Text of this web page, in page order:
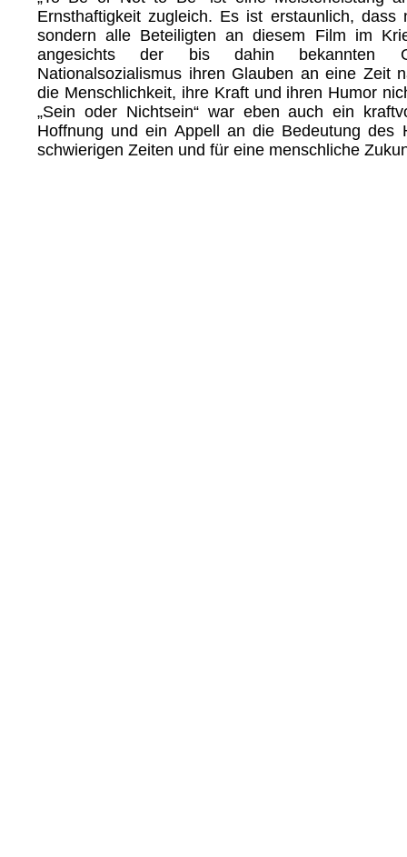
Ernsthaftigkeit zugleich. Es ist erstaunlich, dass
sondern alle Beteiligten an diesem Film im
angesichts der bis dahin bekannten
Nationalsozialismus ihren Glauben an eine Zeit
die Menschlichkeit, ihre Kraft und ihren Humor
„Sein oder Nichtsein“ war eben auch ein
Hoffnung und ein Appell an die Bedeutung des
schwierigen Zeiten und für eine menschliche